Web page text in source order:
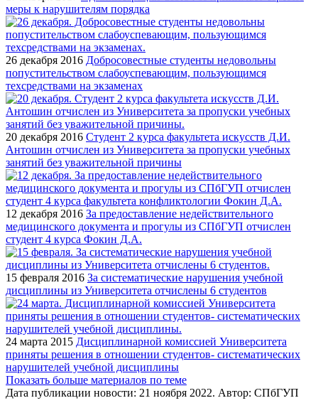
меры к нарушителям порядка
26 декабря 2016 Добросовестные студенты недовольны
попустительством слабоуспевающим, пользующимся
техсредствами на экзаменах
20 декабря 2016 Студент 2 курса факультета искусств Д.И.
Антошин отчислен из Университета за пропуски учебных
занятий без уважительной причины
12 декабря 2016 За предоставление недействительного
медицинского документа и прогулы из СПбГУП отчислен
студент 4 курса Фокин Д.А.
15 февраля 2016 За систематические нарушения учебной
дисциплины из Университета отчислены 6 студентов
24 марта 2015 Дисциплинарной комиссией Университета
приняты решения в отношении студентов- систематических
нарушителей учебной дисциплины
Показать больше материалов по теме
Дата публикации новости: 21 ноября 2022. Автор: СПбГУП